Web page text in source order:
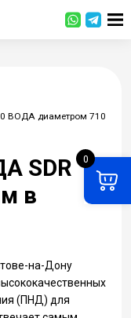
0
ВОДА диаметром 710
SDR
в
на-Дону
(ПНД) для